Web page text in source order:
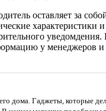
оставляет за
характеристики
уведомдения.
у менеджеров и
дома. Гаджеты, которые